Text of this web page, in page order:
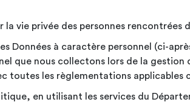
la vie privée des personnes rencontrées
Données à caractère personnel (ci-
que nous collectons lors de la
toutes les règlementations applicables
en utilisant les services du